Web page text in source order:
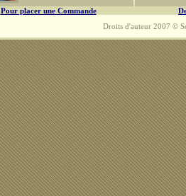
Pour placer une Commande
Droits d'auteur 2007 ©